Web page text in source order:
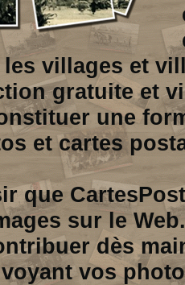
villages et
gratuite et
une
et cartes
que
sur le Web.
dès
vos